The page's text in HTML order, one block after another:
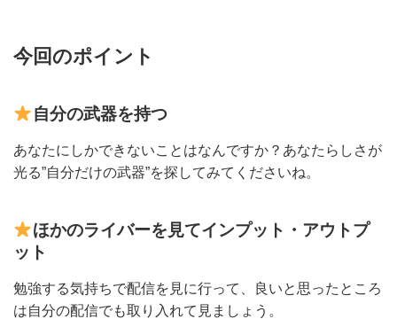
今回のポイント
自分の武器を持つ
あなたにしかできないことはなんですか？あなたらしさが
光る”自分だけの武器”を探してみてくださいね。
ほかのライバーを見てインプット・アウトプ
ット
勉強する気持ちで配信を見に行って、良いと思ったところ
は自分の配信でも取り入れて見ましょう。